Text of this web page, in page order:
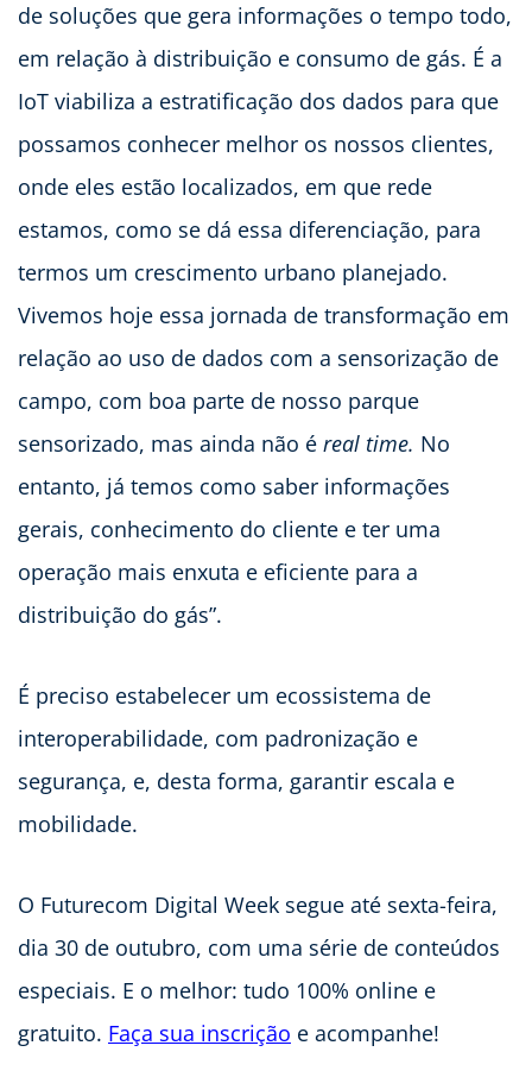
de soluções que gera informações o tempo todo,
em relação à distribuição e consumo de gás. É a
IoT viabiliza a estratificação dos dados para que
possamos conhecer melhor os nossos clientes,
onde eles estão localizados, em que rede
estamos, como se dá essa diferenciação, para
termos um crescimento urbano planejado.
Vivemos hoje essa jornada de transformação em
relação ao uso de dados com a sensorização de
campo, com boa parte de nosso parque
sensorizado, mas ainda não é real time. No
entanto, já temos como saber informações
gerais, conhecimento do cliente e ter uma
operação mais enxuta e eficiente para a
distribuição do gás”.
É preciso estabelecer um ecossistema de
interoperabilidade, com padronização e
segurança, e, desta forma, garantir escala e
mobilidade.
O Futurecom Digital Week segue até sexta-feira,
dia 30 de outubro, com uma série de conteúdos
especiais. E o melhor: tudo 100% online e
gratuito. Faça sua inscrição e acompanhe!